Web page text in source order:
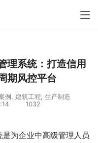
理系统：打造信用
期风控平台
例 建筑工程 生产制造
1032
为企业中高级管理人员